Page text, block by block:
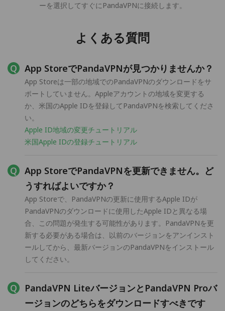
ーを選択してすぐにPandaVPNに接続します。
よくある質問
App StoreでPandaVPNが見つかりませんか？
App Storeは一部の地域でのPandaVPNのダウンロードをサ
ポートしていません。Appleアカウントの地域を変更する
か、米国のApple IDを登録してPandaVPNを検索してくださ
い。
Apple ID地域の変更チュートリアル
米国Apple IDの登録チュートリアル
App StoreでPandaVPNを更新できません。ど
うすればよいですか？
App Storeで、PandaVPNの更新に使用するApple IDが
PandaVPNのダウンロードに使用したApple IDと異なる場
合、この問題が発生する可能性があります。PandaVPNを更
新する必要がある場合は、以前のバージョンをアンインスト
ールしてから、最新バージョンのPandaVPNをインストール
してください。
PandaVPN LiteバージョンとPandaVPN Proバ
ージョンのどちらをダウンロードすべきです